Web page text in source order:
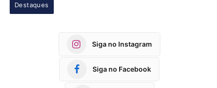
Destaques
Siga no Instagram
Siga no Facebook